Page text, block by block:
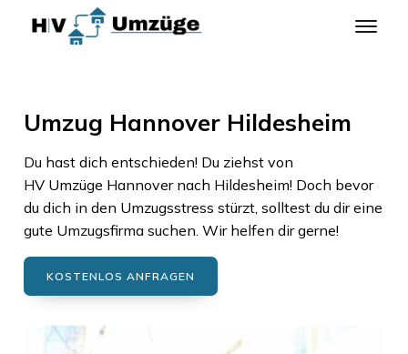
Umzug Hannover Hildesheim
Du hast dich entschieden! Du ziehst von
HV Umzüge Hannovernach Hildesheim! Doch bevor
du dich in den Umzugsstress stürzt, solltest du dir eine
gute Umzugsfirma suchen. Wir helfen dir gerne!
KOSTENLOS ANFRAGEN